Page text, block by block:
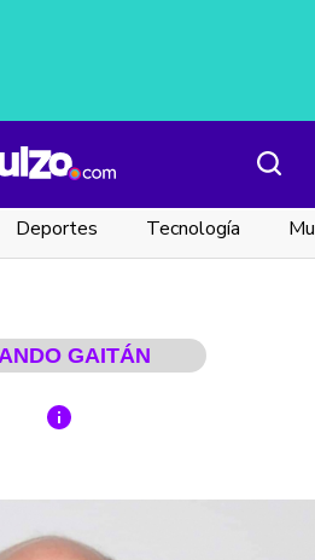
Deportes Tecnología
GAITÁN